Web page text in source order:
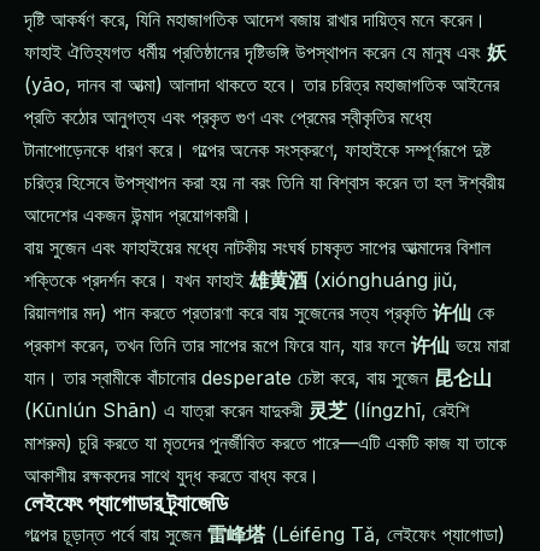
দৃষ্টি আকর্ষণ করে, যিনি মহাজাগতিক আদেশ বজায় রাখার দায়িত্ব মনে করেন।
ফাহাই ঐতিহ্যগত ধর্মীয় প্রতিষ্ঠানের দৃষ্টিভঙ্গি উপস্থাপন করেন যে মানুষ এবং 妖
(yāo, দানব বা আত্মা) আলাদা থাকতে হবে। তার চরিত্র মহাজাগতিক আইনের
প্রতি কঠোর আনুগত্য এবং প্রকৃত গুণ এবং প্রেমের স্বীকৃতির মধ্যে
টানাপোড়েনকে ধারণ করে। গল্পের অনেক সংস্করণে, ফাহাইকে সম্পূর্ণরূপে দুষ্ট
চরিত্র হিসেবে উপস্থাপন করা হয় না বরং তিনি যা বিশ্বাস করেন তা হল ঈশ্বরীয়
আদেশের একজন উন্মাদ প্রয়োগকারী।
বায় সুজেন এবং ফাহাইয়ের মধ্যে নাটকীয় সংঘর্ষ চাষকৃত সাপের আত্মাদের বিশাল
শক্তিকে প্রদর্শন করে। যখন ফাহাই 雄黄酒 (xiónghuáng jiǔ,
রিয়ালগার মদ) পান করতে প্রতারণা করে বায় সুজেনের সত্য প্রকৃতি 许仙 কে
প্রকাশ করেন, তখন তিনি তার সাপের রূপে ফিরে যান, যার ফলে 许仙 ভয়ে মারা
যান। তার স্বামীকে বাঁচানোর desperate চেষ্টা করে, বায় সুজেন 昆仑山
(Kūnlún Shān) এ যাত্রা করেন যাদুকরী 灵芝 (língzhī, রেইশি
মাশরুম) চুরি করতে যা মৃতদের পুনর্জীবিত করতে পারে—এটি একটি কাজ যা তাকে
আকাশীয় রক্ষকদের সাথে যুদ্ধ করতে বাধ্য করে।
লেইফেং প্যাগোডার ট্র্যাজেডি
গল্পের চূড়ান্ত পর্বে বায় সুজেন 雷峰塔(Léifēng Tǎ, লেইফেং প্যাগোডা)